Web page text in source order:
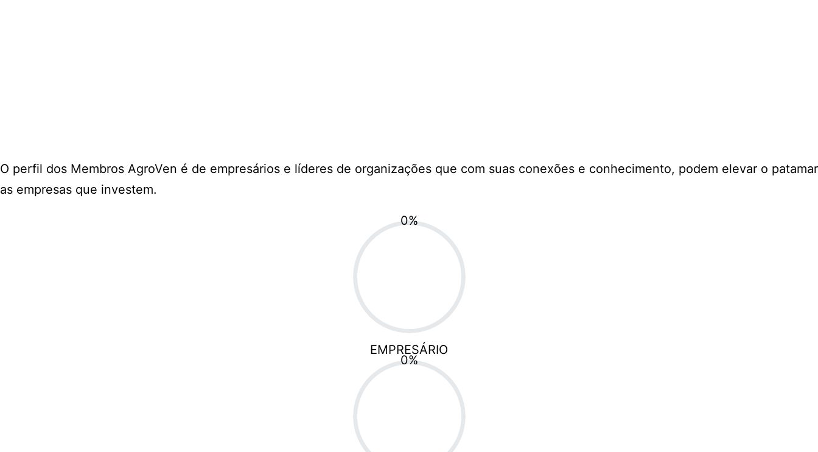
O perfil dos Membros AgroVen é de empresários e líderes de organizações que com suas conexões e conhecimento, podem elevar o patamar
as empresas que investem.
0%
EMPRESÁRIO
0%